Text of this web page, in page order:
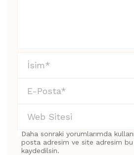
Daha sonraki yorumlarımda
posta adresim ve site adresim bu
kaydedilsin.